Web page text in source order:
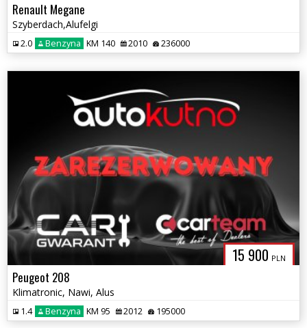
Renault Megane
Szyberdach,Alufelgi
2.0 Benzyna KM 140 2010 236000
15 900 PLN
Peugeot 208
Klimatronic, Nawi, Alus
1.4 Benzyna KM 95 2012 195000